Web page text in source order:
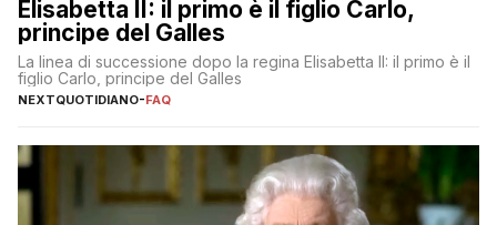
Elisabetta II: il primo è il figlio Carlo,
principe del Galles
La linea di successione dopo la regina Elisabetta II: il primo è il
figlio Carlo, principe del Galles
NEXTQUOTIDIANO-FAQ